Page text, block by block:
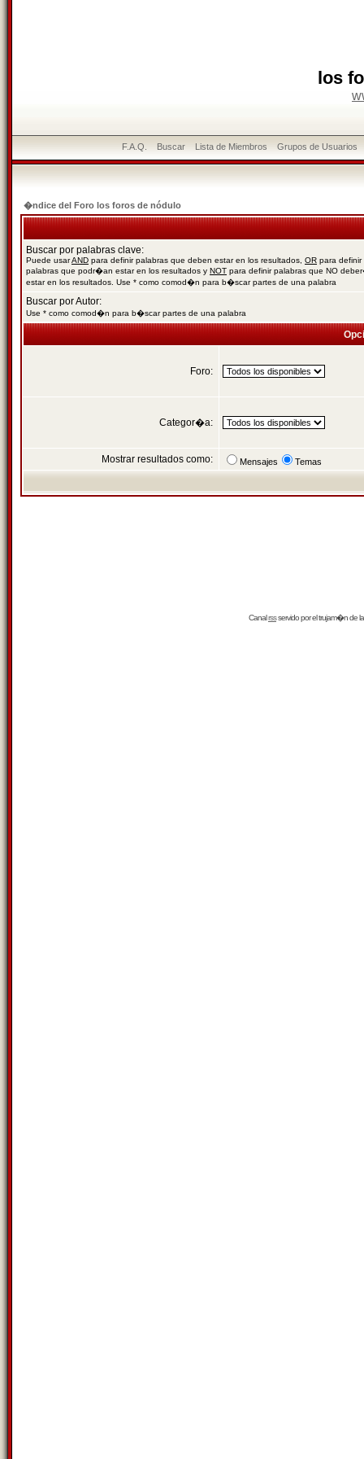
los
F.A.Q. Buscar Lista de Miembros Grupos de Usuarios
�ndice del Foro los foros de nódulo
Buscar por palabras clave:
Puede usarAND para definir palabras que deben estar en los resultados, OR para definir
palabras que podr�an estar en los resultados y NOT para definir palabras que NO
estar en los resultados. Use * como comod�n para b�scar partes de una palabra
Buscar por Autor:
Use * como comod�n para b�scar partes de una palabra
Foro:
Categor�a:
Mostrar resultados como: Mensajes Temas
Canalrssservido por eltrujam�nde